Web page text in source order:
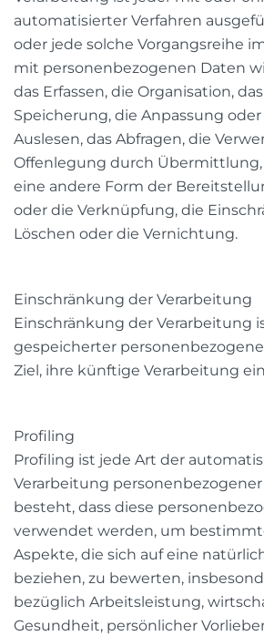
automatisierter Verfahren
oder jede solche Vorgangsreihe
mit personenbezogenen Daten
das Erfassen, die Organisation,
Speicherung, die Anpassung
Auslesen, das Abfragen, die
Offenlegung durch
eine andere Form der
oder die Verknüpfung, die
Löschen oder die Vernichtung.
Einschränkung der Verarbeitung
Einschränkung der Verarbeitung
gespeicherter
Ziel, ihre künftige Verarbeitung
Profiling
Profiling ist jede Art der
Verarbeitung
besteht, dass diese
verwendet werden, um
Aspekte, die sich auf eine
beziehen, zu bewerten,
bezüglich Arbeitsleistung,
Gesundheit, persönlicher